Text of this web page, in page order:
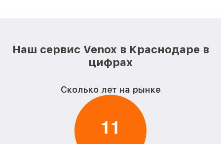
Наш сервис Venox в Краснодаре в
цифрах
Сколько лет на рынке
11